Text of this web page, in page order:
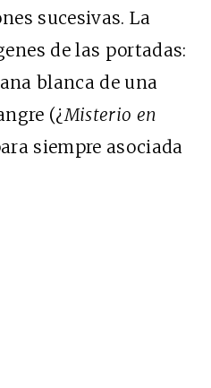
sucesivas. La
de las portadas:
blanca de una
(¿Misterio en
siempre asociada